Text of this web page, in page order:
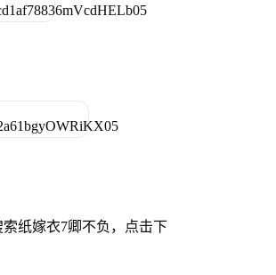
纸嫁衣7卿不负，点击下